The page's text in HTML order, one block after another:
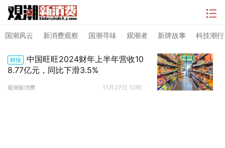
国潮风云 新消费观察 国潮寻味 观潮者 新牌故事 科技潮行
财报
中国旺旺2024财年上半年营收10
8.77亿元，同比下滑3.5%
观潮新消费 11月27日 10时